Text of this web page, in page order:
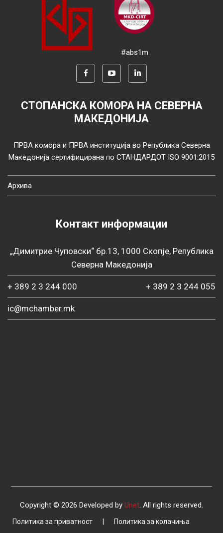
#abs1m
СТОПАНСКА КОМОРА НА СЕВЕРНА
МАКЕДОНИЈА
ПРВА комора и ПРВА институција во Република Северна
Македонија сертифицирана по СТАНДАРДОТ ISO 9001:2015
Архива
Контакт информации
„Димитрие Чуповски“ бр.13, 1000 Скопје, Република
Северна Македонија
+ 389 2 3 244 000 + 389 2 3 244 055
ic@mchamber.mk
Copyright © 2026 Developed by Unet. All rights reserved.
Политика за приватност Политика за колачиња